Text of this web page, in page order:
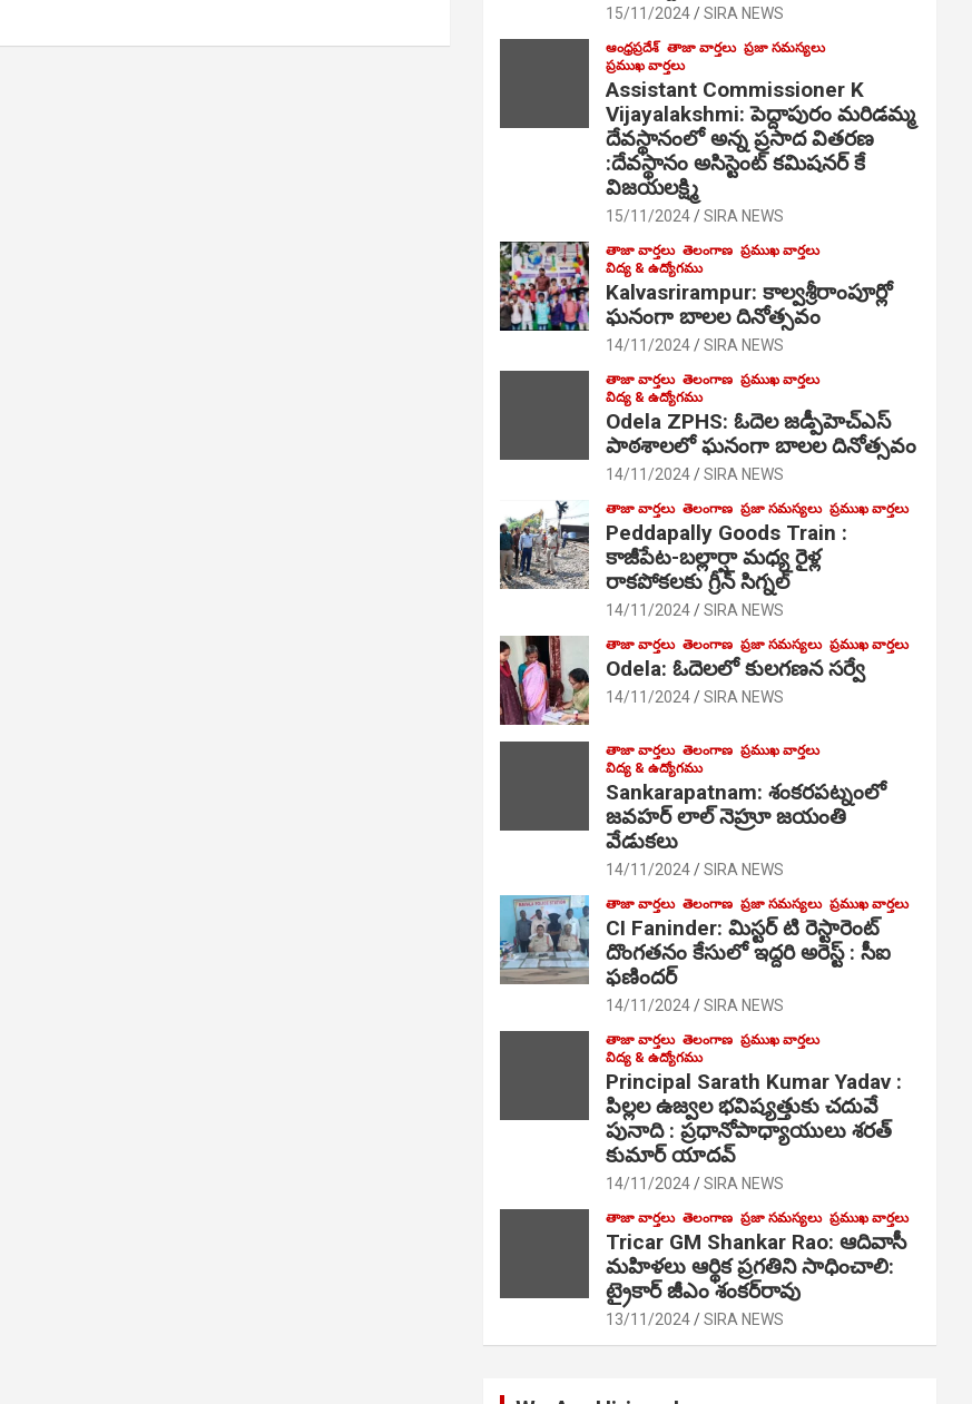
15/11/2024 SIRA NEWS
ఆంధ్రప్రదేశ్ తాజా వార్తలు ప్రజా సమస్యలు
ప్రముఖ వార్తలు
Assistant Commissioner K
Vijayalakshmi: పెద్దాపురం మరిడమ్మ
దేవస్థానంలో అన్న ప్రసాద వితరణ
:దేవస్థానం అసిస్టెంట్ కమిషనర్ కే
విజయలక్ష్మి
15/11/2024 SIRA NEWS
తాజా వార్తలు తెలంగాణ ప్రముఖ వార్తలు
విద్య & ఉద్యోగము
Kalvasrirampur: కాల్వశ్రీరాంపూర్లో
ఘనంగా బాలల దినోత్సవం
14/11/2024 SIRA NEWS
తాజా వార్తలు తెలంగాణ ప్రముఖ వార్తలు
విద్య & ఉద్యోగము
Odela ZPHS: ఓదెల జ‌డ్పీహెచ్ఎస్
పాఠ‌శాల‌లో ఘనంగా బాలల దినోత్సవం
14/11/2024 SIRA NEWS
తాజా వార్తలు తెలంగాణ ప్రజా సమస్యలు ప్రముఖ వార్తలు
Peddapally Goods Train :
కాజీపేట-బల్లార్షా మధ్య రైళ్ల
రాకపోకలకు గ్రీన్ సిగ్నల్
14/11/2024 SIRA NEWS
తాజా వార్తలు తెలంగాణ ప్రజా సమస్యలు ప్రముఖ వార్తలు
Odela: ఓదెలలో కులగణన సర్వే
14/11/2024 SIRA NEWS
తాజా వార్తలు తెలంగాణ ప్రముఖ వార్తలు
విద్య & ఉద్యోగము
Sankarapatnam: శంకరపట్నంలో
జవహర్ లాల్ నెహ్రూ జయంతి
వేడుకలు
14/11/2024 SIRA NEWS
తాజా వార్తలు తెలంగాణ ప్రజా సమస్యలు ప్రముఖ వార్తలు
CI Faninder: మిస్టర్ టి రెస్టారెంట్
దొంగతనం కేసులో ఇద్దరి అరెస్ట్ : సీఐ
ఫణిందర్
14/11/2024 SIRA NEWS
తాజా వార్తలు తెలంగాణ ప్రముఖ వార్తలు
విద్య & ఉద్యోగము
Principal Sarath Kumar Yadav :
పిల్లల ఉజ్వల భవిష్యత్తుకు చదువే
పునాది : ప్రధానోపాధ్యాయులు శరత్
కుమార్ యాదవ్
14/11/2024 SIRA NEWS
తాజా వార్తలు తెలంగాణ ప్రజా సమస్యలు ప్రముఖ వార్తలు
Tricar GM Shankar Rao: ఆదివాసీ
మహిళలు ఆర్థిక ప్రగతిని సాధించాలి:
ట్రైకార్ జీఎం శంకర్‌రావు
13/11/2024 SIRA NEWS